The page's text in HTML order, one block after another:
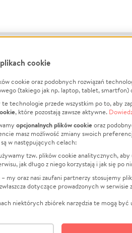
Instagram
Youtube
Informacje
Jak to działa?
Regulamin
Polityka
Kontakt
Porównanie
Polityka
Zarządzaj
cookie
cookie oraz podobnych rozwiązań
(takiego jak np. laptop, tablet, smartfon)
technologie przede wszystkim po to, aby
, które pozostają zawsze aktywne.
opcjonalnych plików cookieoraz
masz możliwość zmiany swoich
w następujących celach:
tzw. plików cookie analitycznych, aby
jak długo z niego korzystają i jak się po
– my oraz nasi zaufani partnerzy stosujemy
dotyczące prowadzonych w serwisie
niektórych zbiórek narzędzia te mogą